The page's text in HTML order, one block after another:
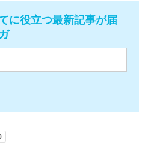
に役立つ最新記事が届